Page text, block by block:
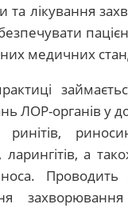
та лікування
медичних
ЛОР-органів у
ринітів,
ларингітів, а
Проводить